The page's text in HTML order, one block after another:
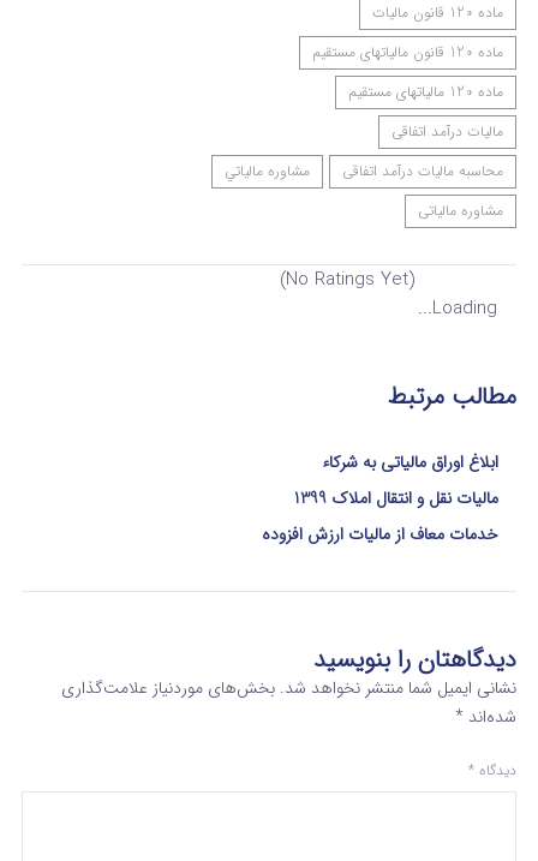
ماده 120 قانون مالیات
ماده 120 قانون مالیاتهای مستقیم
ماده 120 مالیاتهای مستقیم
مالیات درآمد اتفاقی
محاسبه مالیات درآمد اتفاقی
مشاوره مالياتي
مشاوره مالیاتی
(No Ratings Yet)
Loading...
مطالب مرتبط
ابلاغ اوراق مالیاتی به شرکاء
مالیات نقل و انتقال املاک 1399
خدمات معاف از مالیات ارزش افزوده
دیدگاهتان را بنویسید
نشانی ایمیل شما منتشر نخواهد شد. بخش‌های موردنیاز علامت‌گذاری
شده‌اند *
دیدگاه *